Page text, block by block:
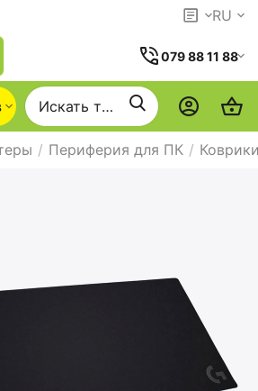
RU
079 88 11 88
/ Периферия для ПК /